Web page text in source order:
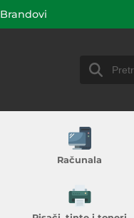
Brandovi
Računala